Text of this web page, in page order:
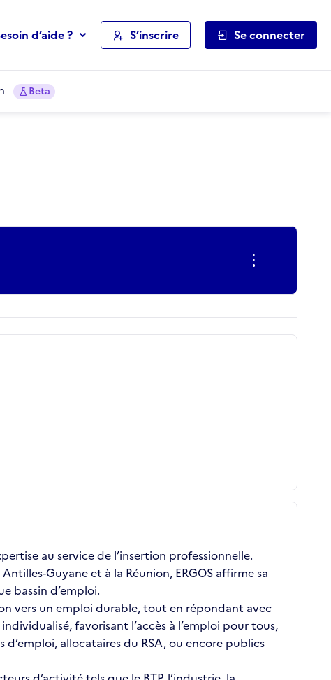
d’aide ? S’inscrire Se connecter
Beta
au service de l’insertion professionnelle.
Guyane et à la Réunion, ERGOS affirme sa
bassin d’emploi.
vers un emploi durable, tout en répondant avec
favorisant l’accès à l’emploi pour tous,
allocataires du RSA, ou encore publics